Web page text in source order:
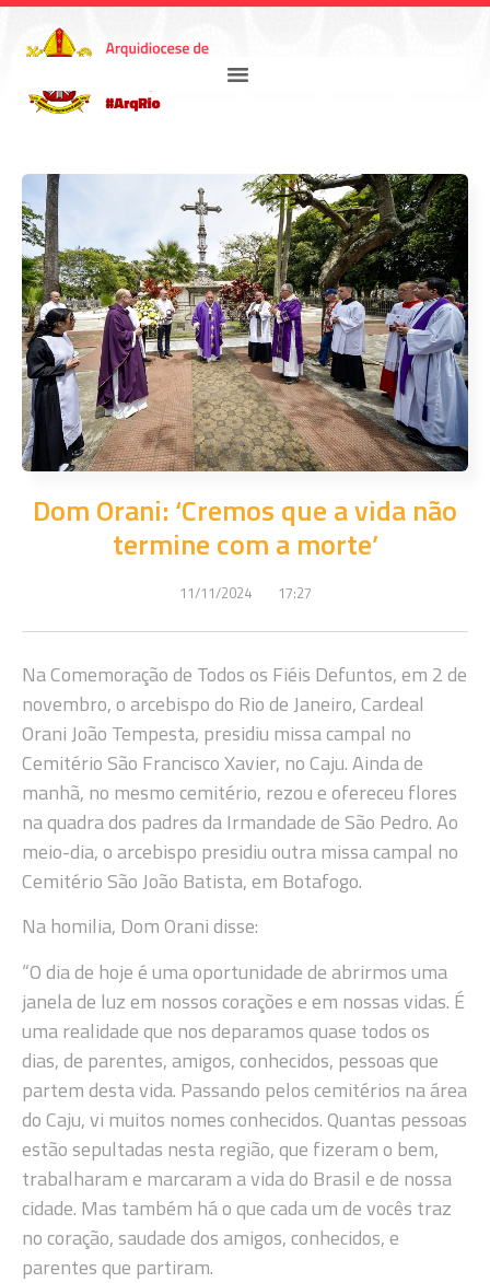
Dom Orani: ‘Cremos que a vida não
termine com a morte’
11/11/2024 17:27
Na Comemoração de Todos os Fiéis Defuntos, em 2 de
novembro, o arcebispo do Rio de Janeiro, Cardeal
Orani João Tempesta, presidiu missa campal no
Cemitério São Francisco Xavier, no Caju. Ainda de
manhã, no mesmo cemitério, rezou e ofereceu flores
na quadra dos padres da Irmandade de São Pedro. Ao
meio-dia, o arcebispo presidiu outra missa campal no
Cemitério São João Batista, em Botafogo.
Na homilia, Dom Orani disse:
“O dia de hoje é uma oportunidade de abrirmos uma
janela de luz em nossos corações e em nossas vidas. É
uma realidade que nos deparamos quase todos os
dias, de parentes, amigos, conhecidos, pessoas que
partem desta vida. Passando pelos cemitérios na área
do Caju, vi muitos nomes conhecidos. Quantas pessoas
estão sepultadas nesta região, que fizeram o bem,
trabalharam e marcaram a vida do Brasil e de nossa
cidade. Mas também há o que cada um de vocês traz
no coração, saudade dos amigos, conhecidos, e
parentes que partiram.